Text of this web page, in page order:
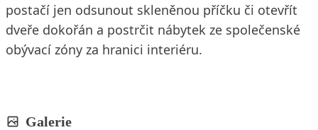
postačí jen odsunout skleněnou příčku či otevřít
dveře dokořán a postrčit nábytek ze společenské
obývací zóny za hranici interiéru.
Galerie